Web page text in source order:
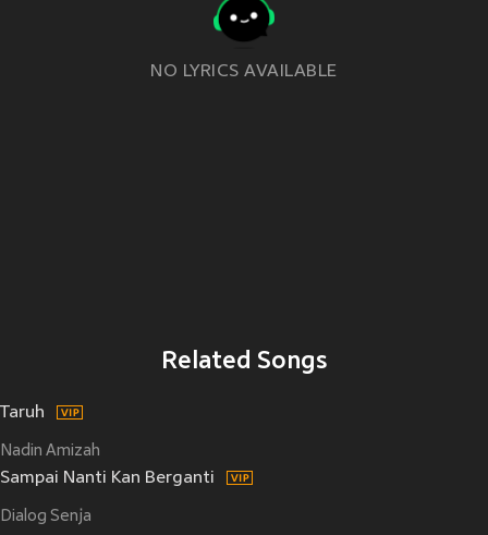
NO LYRICS AVAILABLE
Related Songs
Taruh
Nadin Amizah
Sampai Nanti Kan Berganti
Dialog Senja